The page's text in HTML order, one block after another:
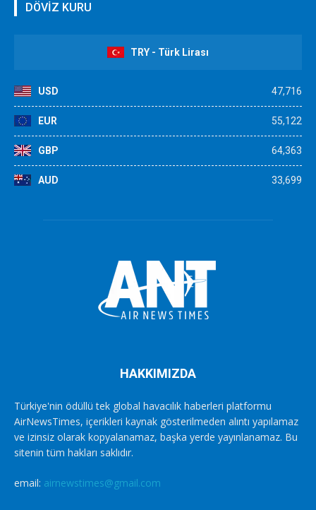
DÖVİZ KURU
TRY - Türk Lirası
USD 47,716
EUR 55,122
GBP 64,363
AUD 33,699
HAKKIMIZDA
Türkiye'nin ödüllü tek global havacılık haberleri platformu
AirNewsTimes, içerikleri kaynak gösterilmeden alıntı yapılamaz
ve izinsiz olarak kopyalanamaz, başka yerde yayınlanamaz. Bu
sitenin tüm hakları saklıdır.
email: airnewstimes@gmail.com